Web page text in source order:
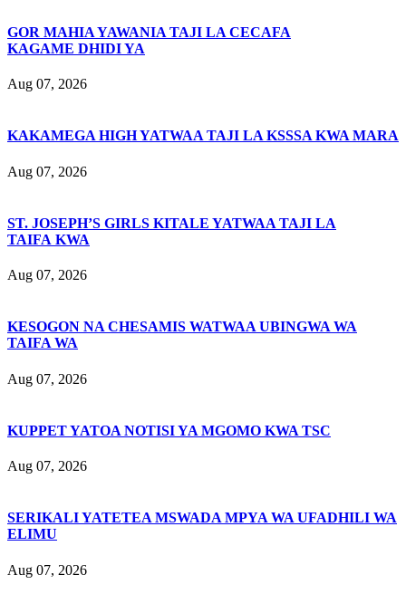
GOR MAHIA YAWANIA TAJI LA CECAFA
KAGAME DHIDI YA
Aug 07, 2026
KAKAMEGA HIGH YATWAA TAJI LA KSSSA KWA MARA
Aug 07, 2026
ST. JOSEPH’S GIRLS KITALE YATWAA TAJI LA
TAIFA KWA
Aug 07, 2026
KESOGON NA CHESAMIS WATWAA UBINGWA WA
TAIFA WA
Aug 07, 2026
KUPPET YATOA NOTISI YA MGOMO KWA TSC
Aug 07, 2026
SERIKALI YATETEA MSWADA MPYA WA UFADHILI WA
ELIMU
Aug 07, 2026